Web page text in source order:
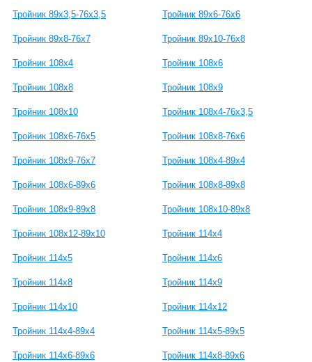
Тройник 89х3,5-76х3,5 Тройник 89х6-76х6
Тройник 89х8-76х7 Тройник 89х10-76х8
Тройник 108х4 Тройник 108х6
Тройник 108х8 Тройник 108х9
Тройник 108х10 Тройник 108х4-76х3,5
Тройник 108x6-76x5 Тройник 108x8-76x6
Тройник 108х9-76х7 Тройник 108х4-89х4
Тройник 108х6-89х6 Тройник 108х8-89х8
Тройник 108х9-89х8 Тройник 108х10-89х8
Тройник 108х12-89х10 Тройник 114х4
Тройник 114х5 Тройник 114х6
Тройник 114х8 Тройник 114х9
Тройник 114х10 Тройник 114х12
Тройник 114х4-89х4 Тройник 114х5-89х5
Тройник 114х6-89х6 Тройник 114х8-89х6